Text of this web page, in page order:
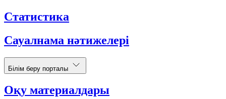
Статистика
Сауалнама нәтижелері
Білім беру порталы
Оқу материалдары